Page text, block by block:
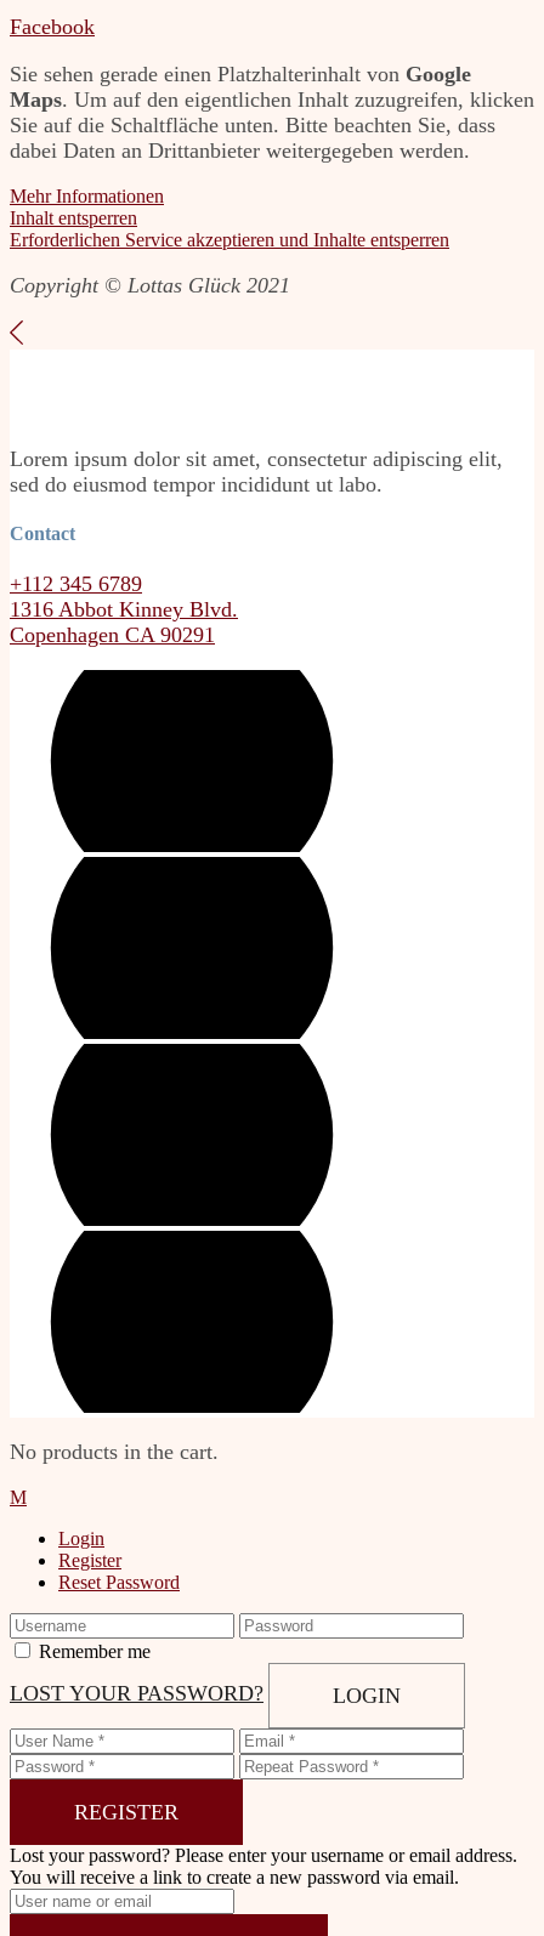
Facebook
Sie sehen gerade einen Platzhalterinhalt von Google
Maps. Um auf den eigentlichen Inhalt zuzugreifen, klicken
Sie auf die Schaltfläche unten. Bitte beachten Sie, dass
dabei Daten an Drittanbieter weitergegeben werden.
Mehr Informationen
Inhalt entsperren
Erforderlichen Service akzeptieren und Inhalte entsperren
Copyright © Lottas Glück 2021
Lorem ipsum dolor sit amet, consectetur adipiscing elit,
sed do eiusmod tempor incididunt ut labo.
Contact
+112 345 6789
1316 Abbot Kinney Blvd.
Copenhagen CA 90291
No products in the cart.
Login
Register
Reset Password
Remember me
LOST YOUR PASSWORD? LOGIN
REGISTER
Lost your password? Please enter your username or email address.
You will receive a link to create a new password via email.